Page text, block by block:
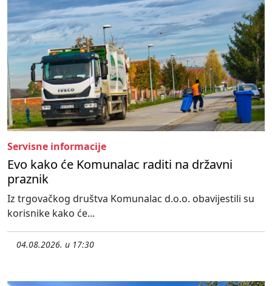
Servisne informacije
Evo kako će Komunalac raditi na državni
praznik
Iz trgovačkog društva Komunalac d.o.o. obavijestili su
korisnike kako će...
04.08.2026. u 17:30